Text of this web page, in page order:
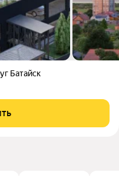
Батайск